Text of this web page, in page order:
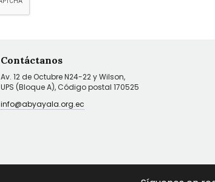
Contáctanos
Av. 12 de Octubre N24-22 y Wilson,
UPS (Bloque A), Código postal 170525
info@abyayala.org.ec